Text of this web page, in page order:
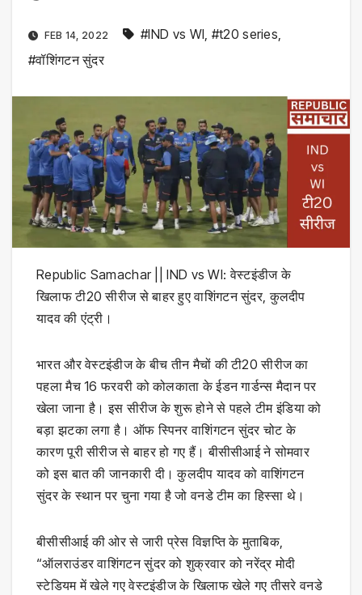
FEB 14, 2022 #IND vs WI, #t20 series,
#वॉशिंगटन सुंदर
Republic Samachar || IND vs WI: वेस्टइंडीज के
खिलाफ टी20 सीरीज से बाहर हुए वाशिंगटन सुंदर, कुलदीप
यादव की एंट्री।
भारत और वेस्टइंडीज के बीच तीन मैचों की टी20 सीरीज का
पहला मैच 16 फरवरी को कोलकाता के ईडन गार्डन्स मैदान पर
खेला जाना है। इस सीरीज के शुरू होने से पहले टीम इंडिया को
बड़ा झटका लगा है। ऑफ स्पिनर वाशिंगटन सुंदर चोट के
कारण पूरी सीरीज से बाहर हो गए हैं। बीसीसीआई ने सोमवार
को इस बात की जानकारी दी। कुलदीप यादव को वाशिंगटन
सुंदर के स्थान पर चुना गया है जो वनडे टीम का हिस्सा थे।
बीसीसीआई की ओर से जारी प्रेस विज्ञप्ति के मुताबिक,
“ऑलराउंडर वाशिंगटन सुंदर को शुक्रवार को नरेंद्र मोदी
स्टेडियम में खेले गए वेस्टइंडीज के खिलाफ खेले गए तीसरे वनडे